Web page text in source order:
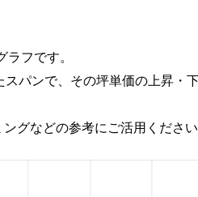
フです。
パンで、その坪単価の上昇・
グなどの参考にご活用ください